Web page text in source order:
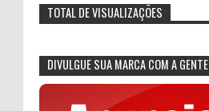
TOTAL DE VISUALIZAÇÕES
DIVULGUE SUA MARCA COM A GENTE